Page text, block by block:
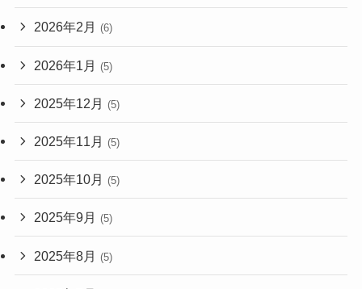
2026年2月 (6)
2026年1月 (5)
2025年12月 (5)
2025年11月 (5)
2025年10月 (5)
2025年9月 (5)
2025年8月 (5)